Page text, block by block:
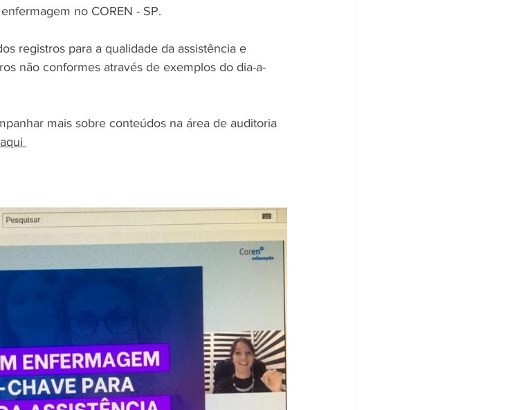
no COREN - SP.
registros para a qualidade da assistência e
não conformes através de exemplos do dia-a-
mais sobre conteúdos na área de auditoria